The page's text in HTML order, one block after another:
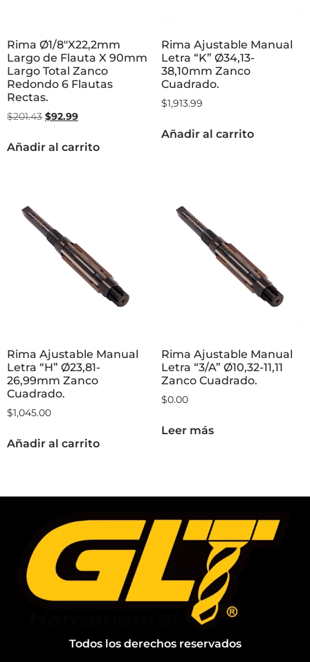
Rima Ø1/8″X22,2mm
Largo de Flauta X 90mm
Largo Total Zanco
Redondo 6 Flautas
Rectas.
$201.43 $92.99
Añadir al carrito
Rima Ajustable Manual
Letra “K” Ø34,13-
38,10mm Zanco
Cuadrado.
$1,913.99
Añadir al carrito
Rima Ajustable Manual
Letra “H” Ø23,81-
26,99mm Zanco
Cuadrado.
$1,045.00
Añadir al carrito
Rima Ajustable Manual
Letra “3/A” Ø10,32-11,11
Zanco Cuadrado.
$0.00
Leer más
Todos los derechos reservados